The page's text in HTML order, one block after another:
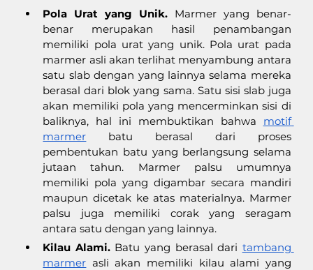
Pola Urat yang Unik. Marmer yang benar-
benar merupakan hasil penambangan
memiliki pola urat yang unik. Pola urat pada
marmer asli akan terlihat menyambung antara
satu slab dengan yang lainnya selama mereka
berasal dari blok yang sama. Satu sisi slab juga
akan memiliki pola yang mencerminkan sisi di
baliknya, hal ini membuktikan bahwa motif
marmer batu berasal dari proses
pembentukan batu yang berlangsung selama
jutaan tahun. Marmer palsu umumnya
memiliki pola yang digambar secara mandiri
maupun dicetak ke atas materialnya. Marmer
palsu juga memiliki corak yang seragam
antara satu dengan yang lainnya.
Kilau Alami. Batu yang berasal dari tambang
marmer asli akan memiliki kilau alami yang